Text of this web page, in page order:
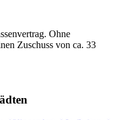
Ohne
Zuschuss von ca. 33